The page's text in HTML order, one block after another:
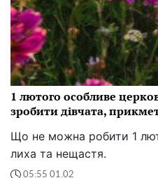
1 лютого особливе
зробити дівчата,
Що не можна робити 1
лиха та нещастя.
05:55 01.02